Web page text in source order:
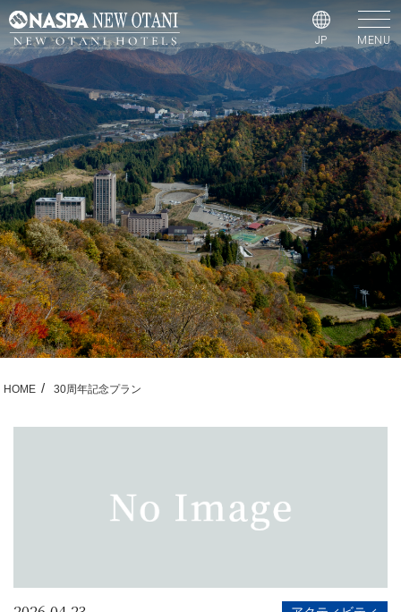
JP MENU
HOME 30周年記念プラン